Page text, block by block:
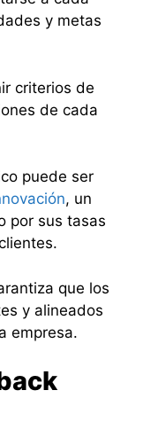
y metas
criterios de
de cada
puede ser
, un
por sus tasas
que los
y alineados
empresa.